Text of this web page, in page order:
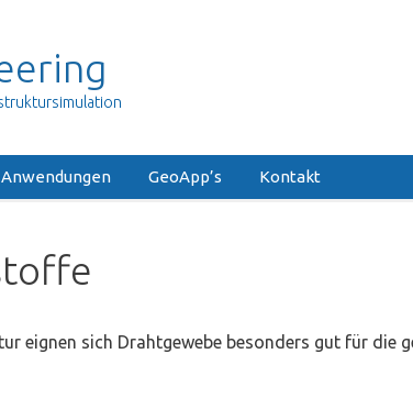
Anwendungen GeoApp’s Kontakt
eignen sich Drahtgewebe besonders gut für die